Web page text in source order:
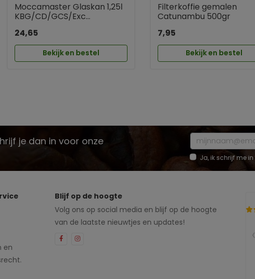
Moccamaster Glaskan 1,25l
KBG/CD/GCS/Exc...
24,65
Bekijk en bestel
Filterkoffie gemalen
Catunambu 500gr
7,95
Bekijk en bestel
je dan in voor onze
Ja, ik schrijf me
en
Blijf op de hoogte
Volg ons op social media en blijf op de hoogte
van de laatste nieuwtjes en updates!